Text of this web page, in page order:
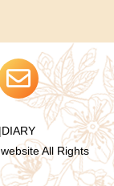
|DIARY
All Rights